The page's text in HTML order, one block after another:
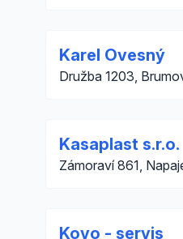
Karel Ovesný
Družba 1203,
Kasaplast s.r.o.
Zámoraví 861,
Kovo - servis